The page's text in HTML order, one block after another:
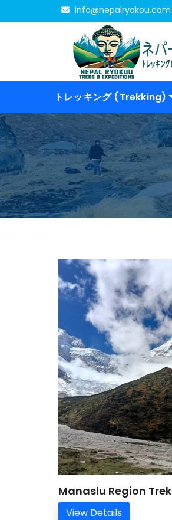
info@nepalryokou.com
トレッキング (Trekking)
Manaslu Region Trek
View Details